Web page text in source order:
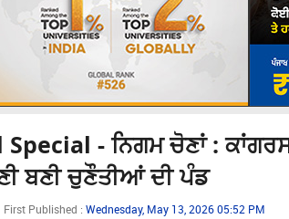
- ਨਿਗਮ ਚੋਣਾਂ :
ਬਣੀ ਚੁਣੌਤੀਆਂ ਦੀ ਪੰਡ
First Published : Wednesday, May 13, 2026 05:52 PM